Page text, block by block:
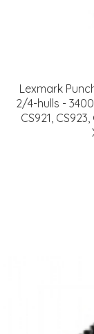
Lexmark
2/4-hulls -
CS921,